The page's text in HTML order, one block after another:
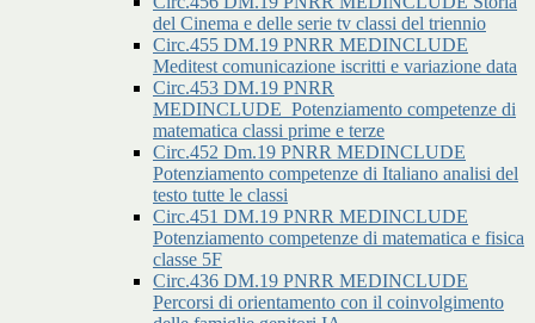
del Cinema e delle serie tv classi del triennio
Circ.455 DM.19 PNRR MEDINCLUDE
Meditest comunicazione iscritti e variazione data
Circ.453 DM.19 PNRR
MEDINCLUDE_Potenziamento competenze di
matematica classi prime e terze
Circ.452 Dm.19 PNRR MEDINCLUDE
Potenziamento competenze di Italiano analisi del
testo tutte le classi
Circ.451 DM.19 PNRR MEDINCLUDE
Potenziamento competenze di matematica e fisica
classe 5F
Circ.436 DM.19 PNRR MEDINCLUDE
Percorsi di orientamento con il coinvolgimento